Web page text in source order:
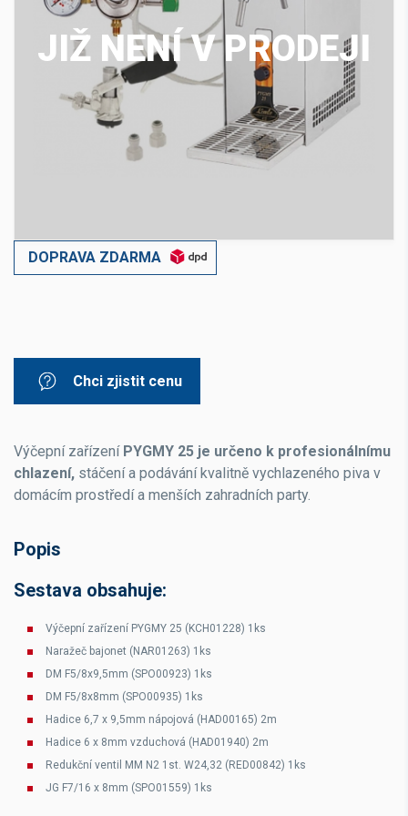
JIŽ NENÍ V PRODEJI
DOPRAVA ZDARMA
Chci zjistit cenu
Výčepní zařízení PYGMY 25 je určeno k profesionálnímu
chlazení, stáčení a podávání kvalitně vychlazeného piva v
domácím prostředí a menších zahradních party.
Popis
Sestava obsahuje:
Výčepní zařízení PYGMY 25 (KCH01228) 1ks
Naražeč bajonet (NAR01263) 1ks
DM F5/8x9,5mm (SPO00923) 1ks
DM F5/8x8mm (SPO00935) 1ks
Hadice 6,7 x 9,5mm nápojová (HAD00165) 2m
Hadice 6 x 8mm vzduchová (HAD01940) 2m
Redukční ventil MM N2 1st. W24,32 (RED00842) 1ks
JG F7/16 x 8mm (SPO01559) 1ks